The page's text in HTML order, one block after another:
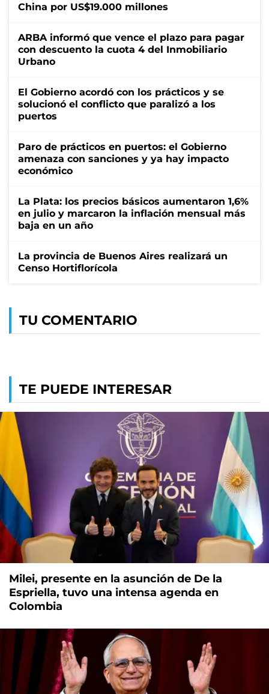
China por US$19.000 millones
ARBA informó que vence el plazo para pagar
con descuento la cuota 4 del Inmobiliario
Urbano
El Gobierno acordó con los prácticos y se
solucionó el conflicto que paralizó a los
puertos
Paro de prácticos en puertos: el Gobierno
amenaza con sanciones y ya hay impacto
económico
La Plata: los precios básicos aumentaron 1,6%
en julio y marcaron la inflación mensual más
baja en un año
La provincia de Buenos Aires realizará un
Censo Hortiflorícola
TU COMENTARIO
TE PUEDE INTERESAR
Milei, presente en la asunción de De la
Espriella, tuvo una intensa agenda en
Colombia